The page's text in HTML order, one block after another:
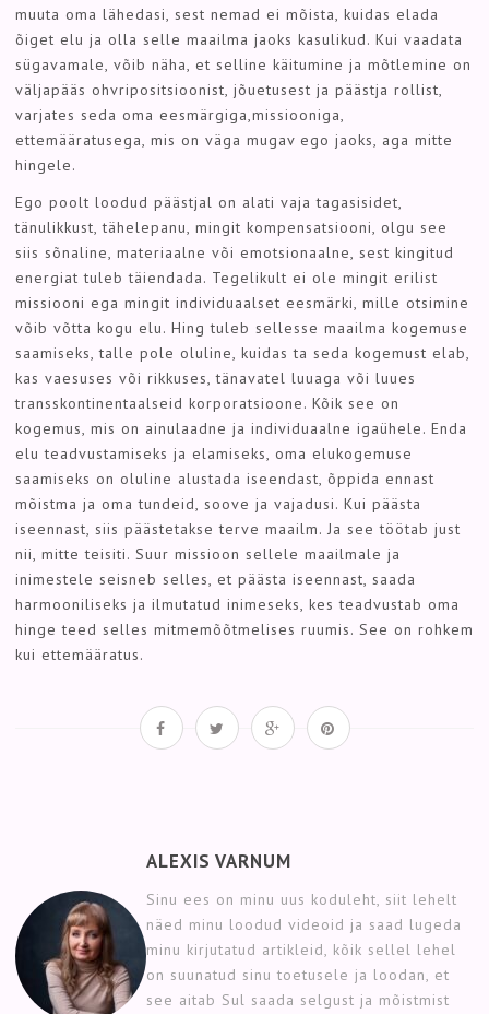
muuta oma lähedasi, sest nemad ei mõista, kuidas elada
õiget elu ja olla selle maailma jaoks kasulikud. Kui vaadata
sügavamale, võib näha, et selline käitumine ja mõtlemine on
väljapääs ohvripositsioonist, jõuetusest ja päästja rollist,
varjates seda oma eesmärgiga,missiooniga,
ettemääratusega, mis on väga mugav ego jaoks, aga mitte
hingele.
Ego poolt loodud päästjal on alati vaja tagasisidet,
tänulikkust, tähelepanu, mingit kompensatsiooni, olgu see
siis sõnaline, materiaalne või emotsionaalne, sest kingitud
energiat tuleb täiendada. Tegelikult ei ole mingit erilist
missiooni ega mingit individuaalset eesmärki, mille otsimine
võib võtta kogu elu. Hing tuleb sellesse maailma kogemuse
saamiseks, talle pole oluline, kuidas ta seda kogemust elab,
kas vaesuses või rikkuses, tänavatel luuaga või luues
transskontinentaalseid korporatsioone. Kõik see on
kogemus, mis on ainulaadne ja individuaalne igaühele. Enda
elu teadvustamiseks ja elamiseks, oma elukogemuse
saamiseks on oluline alustada iseendast, õppida ennast
mõistma ja oma tundeid, soove ja vajadusi. Kui päästa
iseennast, siis päästetakse terve maailm. Ja see töötab just
nii, mitte teisiti. Suur missioon sellele maailmale ja
inimestele seisneb selles, et päästa iseennast, saada
harmooniliseks ja ilmutatud inimeseks, kes teadvustab oma
hinge teed selles mitmemõõtmelises ruumis. See on rohkem
kui ettemääratus.
ALEXIS VARNUM
Sinu ees on minu uus koduleht, siit lehelt
näed minu loodud videoid ja saad lugeda
minu kirjutatud artikleid, kõik sellel lehel
on suunatud sinu toetusele ja loodan, et
see aitab Sul saada selgust ja mõistmist